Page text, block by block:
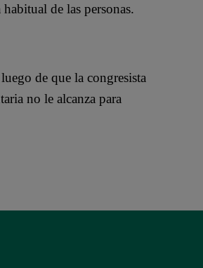
de las personas.
de que la congresista
no le alcanza para